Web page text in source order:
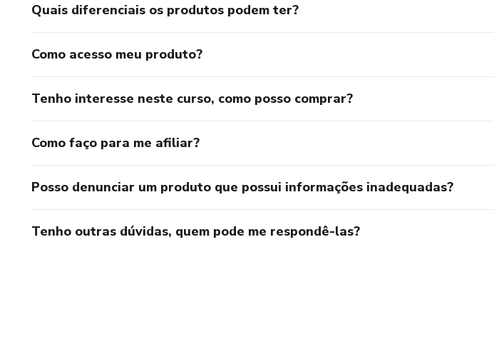
Quais diferenciais os produtos podem ter?
Como acesso meu produto?
Tenho interesse neste curso, como posso comprar?
Como faço para me afiliar?
Posso denunciar um produto que possui informações inadequadas?
Tenho outras dúvidas, quem pode me respondê-las?